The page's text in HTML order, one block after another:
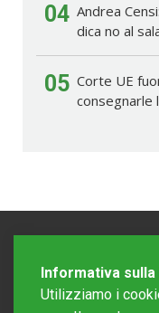
04 Andrea
dica no al
05 Corte UE
consegnarle
Informativa sulla
Utilizziamo i